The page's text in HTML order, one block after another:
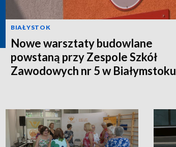
BIAŁYSTOK
Nowe warsztaty budowlane
powstaną przy Zespole Szkół
Zawodowych nr 5 w Białymstoku